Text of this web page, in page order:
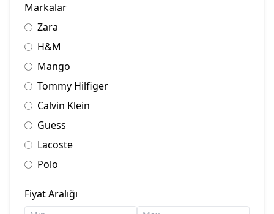
Markalar
Zara
H&M
Mango
Tommy Hilfiger
Calvin Klein
Guess
Lacoste
Polo
Fiyat Aralığı